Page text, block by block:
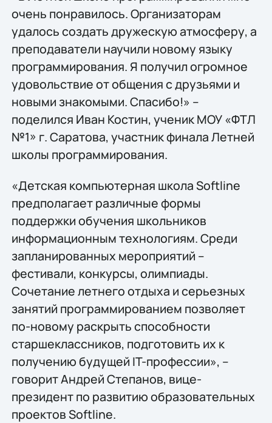
очень понравилось. Организаторам
удалось создать дружескую атмосферу, а
преподаватели научили новому языку
программирования. Я получил огромное
удовольствие от общения с друзьями и
новыми знакомыми. Спасибо!» –
поделился Иван Костин, ученик МОУ «ФТЛ
№1» г. Саратова, участник финала Летней
школы программирования.
«Детская компьютерная школа Softline
предполагает различные формы
поддержки обучения школьников
информационным технологиям. Среди
запланированных мероприятий –
фестивали, конкурсы, олимпиады.
Сочетание летнего отдыха и серьезных
занятий программированием позволяет
по-новому раскрыть способности
старшеклассников, подготовить их к
получению будущей IT-профессии», –
говорит Андрей Степанов, вице-
президент по развитию образовательных
проектов Softline.